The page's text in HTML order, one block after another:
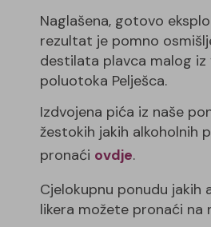
Naglašena, gotovo
rezultat je pomno
destilata plavca malog
poluotoka Pelješca.
Izdvojena pića iz naše
žestokih jakih alkoholnih
pronaći ovdje.
Cjelokupnu ponudu jakih
likera možete pronaći na